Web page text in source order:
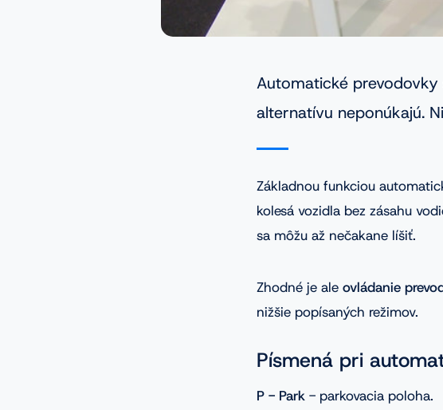
Automatické
alternatívu neponúkajú.
Základnou funkciou
kolesá vozidla bez zásahu
sa môžu až nečakane líšiť.
Zhodné je ale ovládanie
nižšie popísaných režimov.
Písmená pri
P - Park - parkovacia poloha.